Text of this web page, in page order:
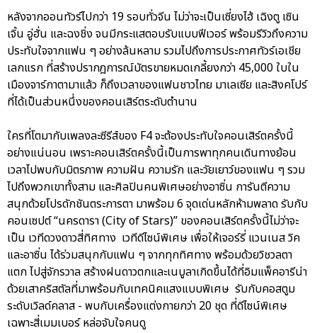
หลังจากออนทัวร์ไปกว่า 19 รอบทั่วจีน ไม่ว่าจะเป็นเซี่ยงไฮ้ เฉิงตู เซิน
เจิ้น อู่ฮั่น และฉงชิ่ง จนมีกระแสตอบรับแบบฟีเวอร์ พร้อมรีวิวถึงความ
ประทับใจจากแฟน ๆ อย่างล้นหลาม รวมไปถึงการประกาศทัวร์เอเชีย
เลกแรก ที่สร้างปรากฎการณ์บัตรขายหมดเกลี้ยงกว่า 45,000 ใบใน
เมืองจาร์กาตามาแล้ว ก็ถึงเวลาของแฟนชาวไทย มาเลเซีย และสิงคโปร์
ที่ได้เป็นส่วนหนึ่งของคอนเสิร์ตระดับตำนาน
ใครที่โตมากับเพลงละซีรีส์ของ F4 จะต้องประทับใจคอนเสิร์ตครั้งนี้
อย่างแน่นอน เพราะคอนเสิร์ตครั้งนี้เป็นการพาทุกคนเดินทางย้อน
เวลาไปพบกับมิตรภาพ ความฝัน ความรัก และวัยเยาว์ของแฟน ๆ รวม
ไปถึงพวกเขาทั้งสาม และศิลปินคนพิเศษอย่างอาซิ่น การันตีความ
สนุกด้วยโปรดักชันตระการตา มาพร้อม 6 จุดเด่นหลักห้ามพลาด รับกับ
คอนเซปต์ “นครดารา (City of Stars)” ของคอนเสิร์ตครั้งนี้ไม่ว่าจะ
เป็น เวทีดวงดาวสี่ทิศทาง เวทีดีไซน์พิเศษ เพื่อให้เจอร์รี่ แวนเนส วิค
และอาซิ่น ได้ร่วมสนุกกับแฟน ๆ จากทุกทิศทาง พร้อมด้วยวิชวลตา
แตก ไปสู่จักรวาล สร้างฝนดาวตกและเนบูลาเกิดขึ้นได้ที่อิมแพ็คอารีน่า
ด้วยเสาคริสตัลที่มาพร้อมกับเทคนิคแสงแบบพิเศษ รับกับคอสตูม
ระดับเวิลด์คลาส - พบกับเครื่องแต่งกายกว่า 20 ชุด ที่ดีไซน์พิเศษ
เฉพาะสี่เมมเบอร์ หล่อจับใจคนดู